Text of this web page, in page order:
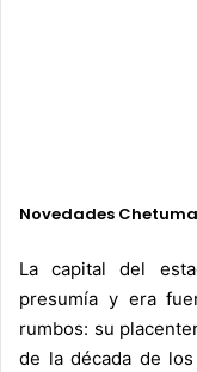
Novedades
La capital del
presumía y era
rumbos: su
de la década de